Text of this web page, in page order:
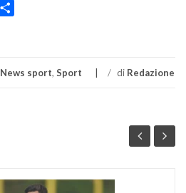
News sport, Sport / di Redazione